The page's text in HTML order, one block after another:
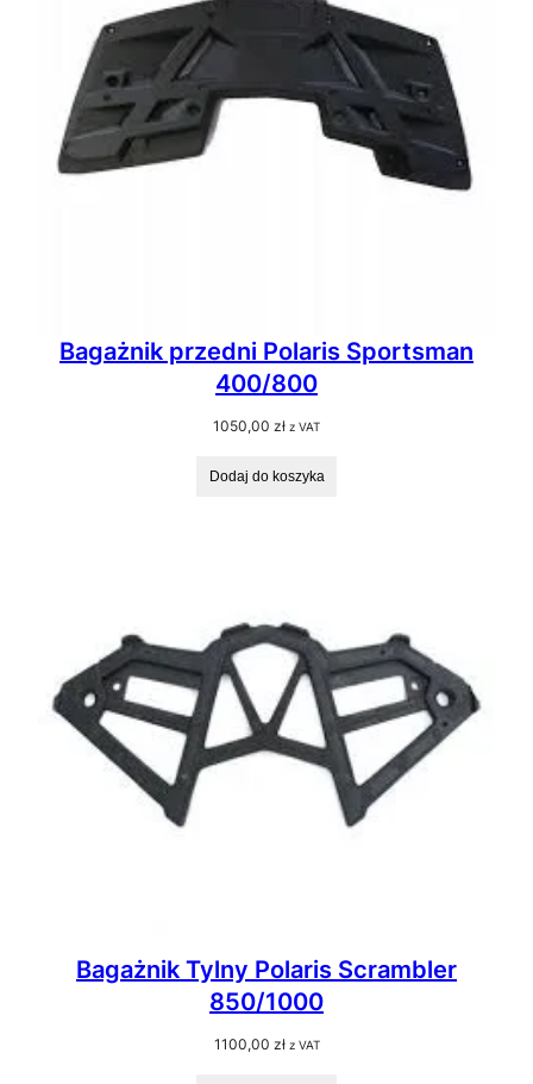
Bagażnik przedni Polaris Sportsman
400/800
1050,00 zł z VAT
Dodaj do koszyka
Bagażnik Tylny Polaris Scrambler
850/1000
1100,00 zł z VAT